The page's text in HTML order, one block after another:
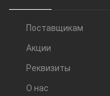
Поставщикам
Акции
Реквизиты
О нас